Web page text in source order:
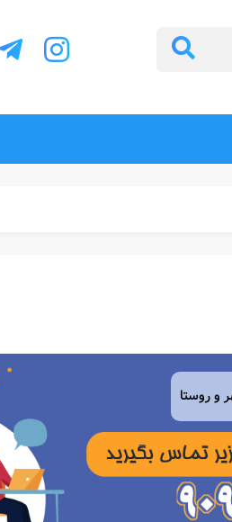
و روستا